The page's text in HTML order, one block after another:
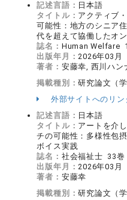
記述言語： 日本語
タイトル： アクティブ
可能性：地方のシニア
代を超えて協働したオ
誌名： Human Welfare
出版年月：2026年03月
著者： 安藤幸, 西川ハン
掲載種別：研究論文（学
外部サイトへのリン
記述言語： 日本語
タイトル： アートを介
チの可能性：多様性包
ボイス実践
誌名： 社会福祉士 33巻
出版年月：2026年03月
著者： 安藤幸
掲載種別：研究論文（学